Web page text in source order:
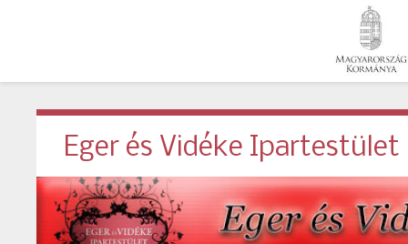
Eger és Vidéke Ipartestület